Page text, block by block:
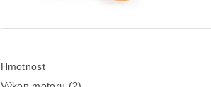
Hmotnost